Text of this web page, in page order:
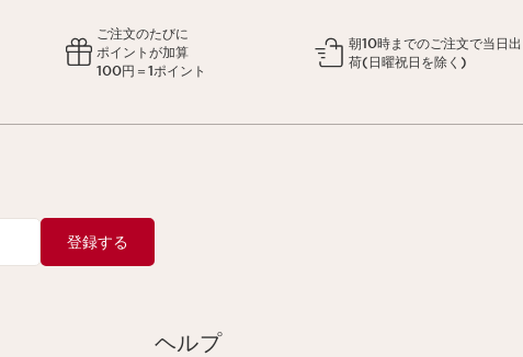
ご注文のたびに
ポイントが加算
100円＝1ポイント
朝10時までのご注文で当日出
荷(日曜祝日を除く)
登録する
ヘルプ